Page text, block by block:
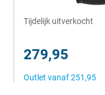
Tijdelijk uitverkocht
279,95
Outlet vanaf251,95